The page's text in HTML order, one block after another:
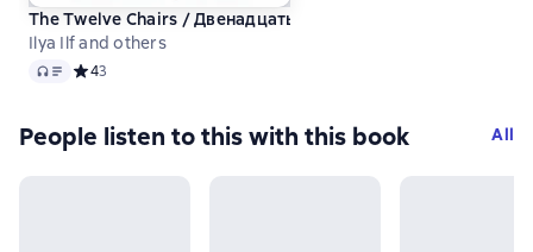
The Twelve Chairs / Двенадцать стульев. Книга для чтения
Ilya Ilf and others
Audio Средний рейтинг 4 на основе 3 оценок
43
People listen to this with this book All